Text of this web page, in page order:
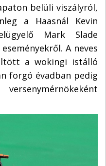
belüli viszályról,
a Haasnál Kevin
Mark Slade
A neves
a wokingi istálló
forgó évadban pedig